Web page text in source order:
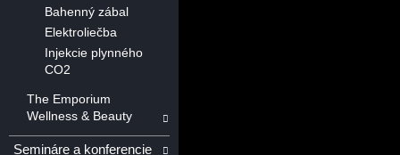
Bahenný zábal
Elektroliečba
Injekcie plynného
CO2
The Emporium
Wellness & Beauty
Semináre a konferencie